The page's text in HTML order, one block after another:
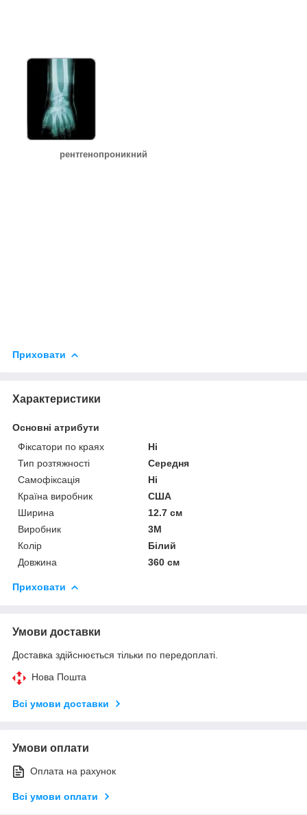
рентгенопроникний
Приховати
Характеристики
Основні атрибути
Фіксатори по краях
Ні
Тип розтяжності
Середня
Самофіксація
Ні
Країна виробник
США
Ширина
12.7 см
Виробник
3М
Колір
Білий
Довжина
360 см
Приховати
Умови доставки
Доставка здійснюється тільки по передоплаті.
Нова Пошта
Всі умови доставки
Умови оплати
Оплата на рахунок
Всі умови оплати